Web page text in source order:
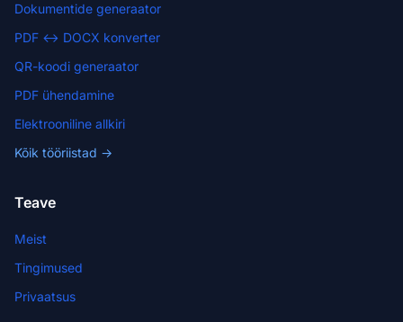
Dokumentide generaator
PDF ↔ DOCX konverter
QR-koodi generaator
PDF ühendamine
Elektrooniline allkiri
Kõik tööriistad →
Teave
Meist
Tingimused
Privaatsus